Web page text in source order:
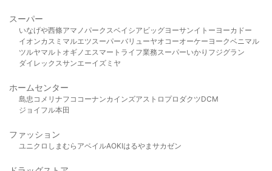
スーパー
いなげや西條アマノパークスベイシア ビッグヨーサンイトーヨーカドー
イオンカスミ マルエツスーパーバリューヤオコーオーケー ヨークベニマル
ツルヤマルト オギノ エスマート ライフ業務スーパーいかり フジグラン
ダイレックスサンエーイズミヤ
ホームセンター
島忠 コメリ ナフコ コーナンカインズアストロプロダクツDCM
ジョイフル本田
ファッション
ユニクロ しまむら アベイルAOKIはるやま サカゼン